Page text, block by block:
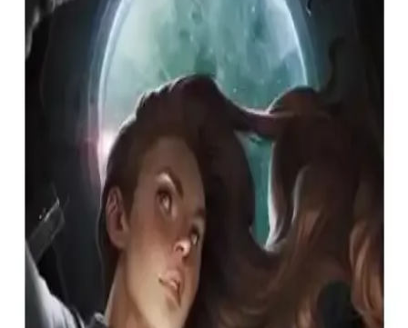
Şifacı Kitap İncelemesi ve Özellikleri
Türkçe baskısı ve kaliteli ciltlemesiyle dikkat çeken Av: Şifacı,
büyü, gizem ve macera unsurlarını içeren etkileyici bir fantastik
hikayedir. Sınırlı sayıda bulunan eser, koleksiyoncular ve edebiyat
severler için ideal bir seçimdir.
Ephesus Yayınları Kalıntı 2 ve İndigo Kitap
Yıldızların Laneti Kitaplarının Karşılaştırması
Ephesus Yayınları'nın Kalıntı 2'si ile İndigo Kitap'ın Yıldızların
Laneti'sini detaylı karşılaştırıyoruz. İçerik, fiziksel özellikler ve
kullanıcı yorumlarıyla hangi kitabın sizin için daha uygun olduğunu
belirlemenize yardımcı oluyor.
Ada ve Tanrılar ve Canavarlar Romanlarının
Karşılaştırması: Temel Özellikler ve Okuyucu
Yorumları